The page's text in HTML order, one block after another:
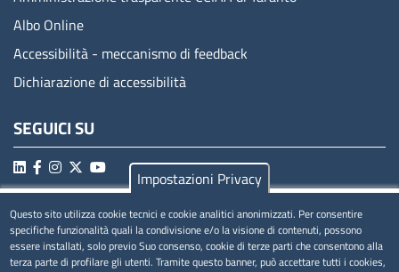
Albo Online
Accessibilità - meccanismo di feedback
Dichiarazione di accessibilità
SEGUICI SU
MENÚ PRIVACY
Privacy
Impostazioni Privacy
Questo sito utilizza cookie tecnici e cookie analitici anonimizzati. Per consentire
specifiche funzionalità quali la condivisione e/o la visione di contenuti, possono
essere installati, solo previo Suo consenso, cookie di terze parti che consentono alla
terza parte di profilare gli utenti. Tramite questo banner, può accettare tutti i cookies,